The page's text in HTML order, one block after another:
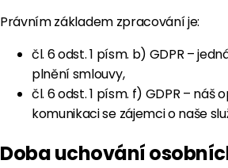
Právním základem zpracování je:
čl. 6 odst. 1 písm. b) GDPR –
plnění smlouvy,
čl. 6 odst. 1 písm. f) GDPR – náš
komunikaci se zájemci o naše
Doba uchování